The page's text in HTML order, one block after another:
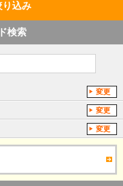
り込み
検索
変更
変更
変更